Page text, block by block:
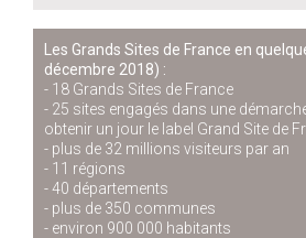
Les Grands Sites de France en
décembre 2018) :
- 18 Grands Sites de France
- 25 sites engagés dans une
obtenir un jour le label Grand Site de
- plus de 32 millions visiteurs par an
- 11 régions
- 40 départements
- plus de 350 communes
- environ 900 000 habitants